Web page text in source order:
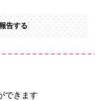
告する
できます